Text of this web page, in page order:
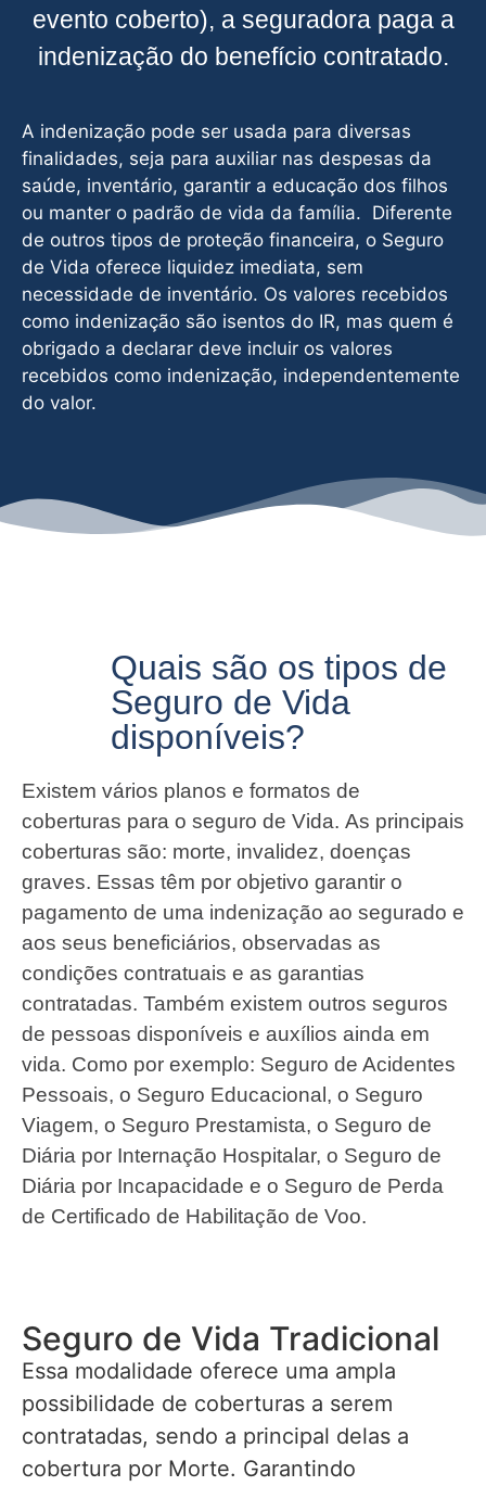
evento coberto), a seguradora paga a
indenização do benefício contratado.
A indenização pode ser usada para diversas
finalidades, seja para auxiliar nas despesas da
saúde, inventário, garantir a educação dos filhos
ou manter o padrão de vida da família. Diferente
de outros tipos de proteção financeira, o Seguro
de Vida oferece liquidez imediata, sem
necessidade de inventário. Os valores recebidos
como indenização são isentos do IR, mas quem é
obrigado a declarar deve incluir os valores
recebidos como indenização, independentemente
do valor.
Quais são os tipos de
Seguro de Vida
disponíveis?
Existem vários planos e formatos de
coberturas para o seguro de Vida. As principais
coberturas são: morte, invalidez, doenças
graves. Essas têm por objetivo garantir o
pagamento de uma indenização ao segurado e
aos seus beneficiários, observadas as
condições contratuais e as garantias
contratadas. Também existem outros seguros
de pessoas disponíveis e auxílios ainda em
vida. Como por exemplo: Seguro de Acidentes
Pessoais, o Seguro Educacional, o Seguro
Viagem, o Seguro Prestamista, o Seguro de
Diária por Internação Hospitalar, o Seguro de
Diária por Incapacidade e o Seguro de Perda
de Certificado de Habilitação de Voo.
Seguro de Vida Tradicional
Essa modalidade oferece uma ampla
possibilidade de coberturas a serem
contratadas, sendo a principal delas a
cobertura por Morte. Garantindo